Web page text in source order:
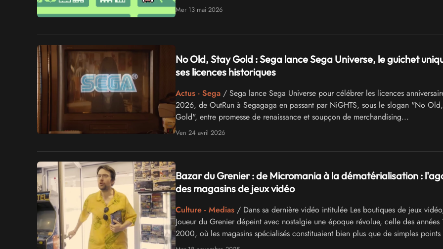
Mer 13 mai 2026
No Old, Stay Gold : Sega lance Sega Universe, le guichet
ses licences historiques
Actus - Sega/ Sega lance Sega Universe pour célébrer les licences
2026, de OutRun à Segagaga en passant par NiGHTS, sous le slogan "No
Gold", entre promesse de renaissance et soupçon de merchandising...
Ven 24 avril 2026
Bazar du Grenier : de Micromania à la dématérialisation :
des magasins de jeux vidéo
Culture - Medias/ Dans sa dernière vidéo intitulée Les boutiques de jeux
Joueur du Grenier dépeint avec nostalgie une époque révolue, celle des années
2000, où les magasins spécialisés constituaient bien plus que de simples points
vente. Ces enseignes représentaient de véritables lieux de socialisation pour